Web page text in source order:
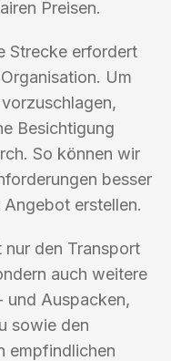
Preisen.
Strecke erfordert
Um
vorzuschlagen,
Besichtigung
So können wir
besser
erstellen.
den Transport
auch weitere
und Auspacken,
sowie den
empfindlichen